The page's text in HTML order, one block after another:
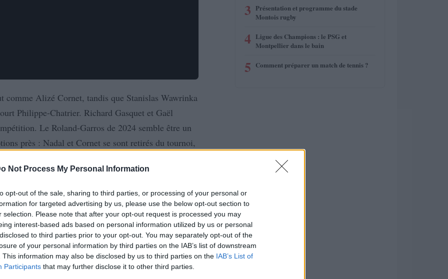
Not Process My Personal Information
opt-out of the sale, sharing to third parties, or processing of your personal or
for targeted advertising by us, please use the below opt-out section to
selection. Please note that after your opt-out request is processed you may
interest-based ads based on personal information utilized by us or personal
to third parties prior to your opt-out. You may separately opt-out of the
of your personal information by third parties on the IAB’s list of downstream
This information may also be disclosed by us to third parties on the IAB’s List of
Participants that may further disclose it to other third parties.
comme Alizé Cornet, tandis que Stanislas Wawrinka
Philippe-Chatrier. Richard Gasquet et Gaël
Le Roland-Garros de 2024 semble être un
près : Nadal et Cornet se sont retirés du tournoi,
joueurs, signifiant la fin de leur carrière.
3 Présentation et programme du stade
Montois rugby
4 Ligue des Champions : le PSG et
Montpellier dans le bain
5 Comment préparer un match de tennis ?